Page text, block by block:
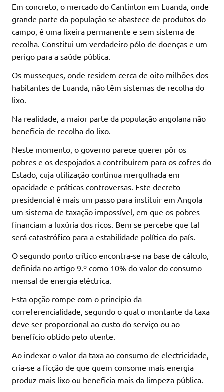
Em concreto, o mercado do Cantinton em Luanda, onde
grande parte da população se abastece de produtos do
campo, é uma lixeira permanente e sem sistema de
recolha. Constitui um verdadeiro pólo de doenças e um
perigo para a saúde pública.
Os musseques, onde residem cerca de oito milhões dos
habitantes de Luanda, não têm sistemas de recolha do
lixo.
Na realidade, a maior parte da população angolana não
beneficia de recolha do lixo.
Neste momento, o governo parece querer pôr os
pobres e os despojados a contribuírem para os cofres do
Estado, cuja utilização continua mergulhada em
opacidade e práticas controversas. Este decreto
presidencial é mais um passo para instituir em Angola
um sistema de taxação impossível, em que os pobres
financiam a luxúria dos ricos. Bem se percebe que tal
será catastrófico para a estabilidade política do país.
O segundo ponto crítico encontra‑se na base de cálculo,
definida no artigo 9.º como 10% do valor do consumo
mensal de energia eléctrica.
Esta opção rompe com o princípio da
correferencialidade, segundo o qual o montante da taxa
deve ser proporcional ao custo do serviço ou ao
benefício obtido pelo utente.
Ao indexar o valor da taxa ao consumo de electricidade,
cria‑se a ficção de que quem consome mais energia
produz mais lixo ou beneficia mais da limpeza pública.